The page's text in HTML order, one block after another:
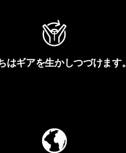
はギアを生かしつづけます。